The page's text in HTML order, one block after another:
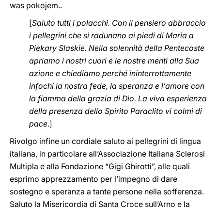
was pokojem..
[Saluto tutti i polacchi. Con il pensiero abbraccio
i pellegrini che si radunano ai piedi di Maria a
Piekary Slaskie. Nella solennità della Pentecoste
apriamo i nostri cuori e le nostre menti alla Sua
azione e chiediamo perché ininterrottamente
infochi la nostra fede, la speranza e l’amore con
la fiamma della grazia di Dio. La viva esperienza
della presenza dello Spirito Paraclito vi colmi di
pace.]
Rivolgo infine un cordiale saluto ai pellegrini di lingua
italiana, in particolare all’Associazione Italiana Sclerosi
Multipla e alla Fondazione “Gigi Ghirotti”, alle quali
esprimo apprezzamento per l’impegno di dare
sostegno e speranza a tante persone nella sofferenza.
Saluto la Misericordia di Santa Croce sull’Arno e la